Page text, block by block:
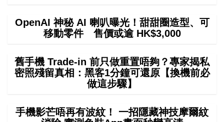
OpenAI 神秘 AI 喇叭曝光！甜甜圈造型、可
移動零件 售價或逾 HK$3,000
舊手機 Trade-in 前只做重置唔夠？專家揭私
密照殘留真相：黑客1分鐘可還原【換機前必
做這步驟】
手機影芒唔再有波紋！ 一招隱藏神技摩爾紋